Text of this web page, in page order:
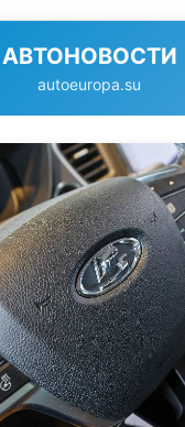
АВТОНОВОСТИ
autoeuropa.su